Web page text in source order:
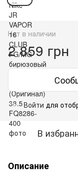
Нет в наличии
2 859 грн
% Войти для
В
Описание